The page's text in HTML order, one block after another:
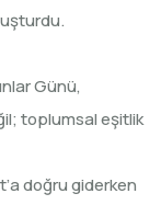
Günü,
toplumsal eşitlik
doğru giderken